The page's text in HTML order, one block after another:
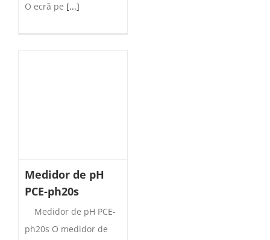
O ecrã pe [...]
Medidor de pH
PCE-ph20s
Medidor de pH PCE-
ph20s O medidor de